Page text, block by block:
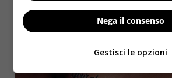
Nega il consenso
Gestisci le opzioni